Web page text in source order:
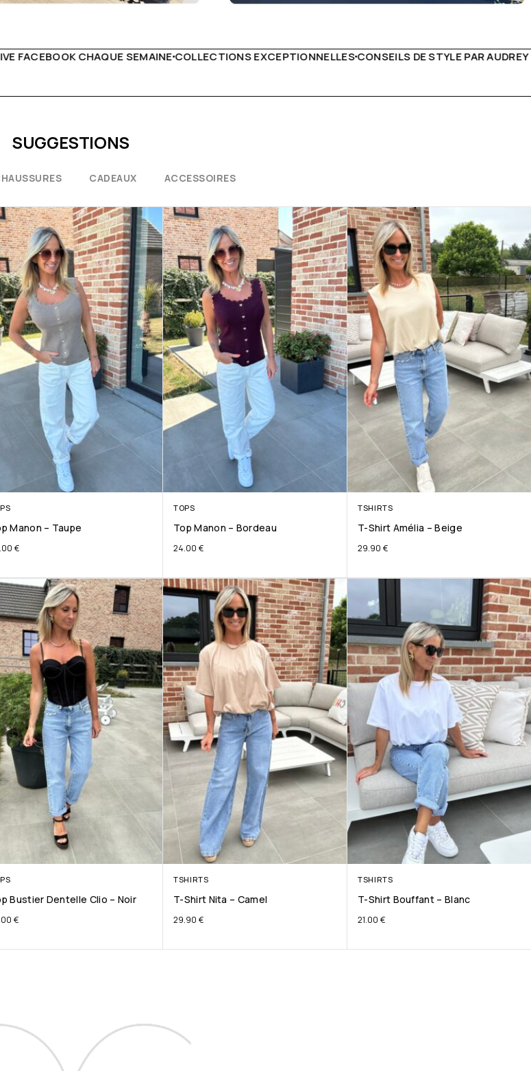
EXCEPTIONNELLESCONSEILS DE STYLE PAR AUDREY B LIVRAISON PARTOUT EN EUROPE
SUGGESTIONS
CADEAUX ACCESSOIRES
Manon – Taupe
€
TOPS
Top Manon – Bordeau
24.00 €
TSHIRTS
T-Shirt Amélia – Beige
29.90 €
Bustier Dentelle Clio – Noir
€
TSHIRTS
T-Shirt Nita – Camel
29.90 €
TSHIRTS
T-Shirt Bouffant – Blanc
21.00 €